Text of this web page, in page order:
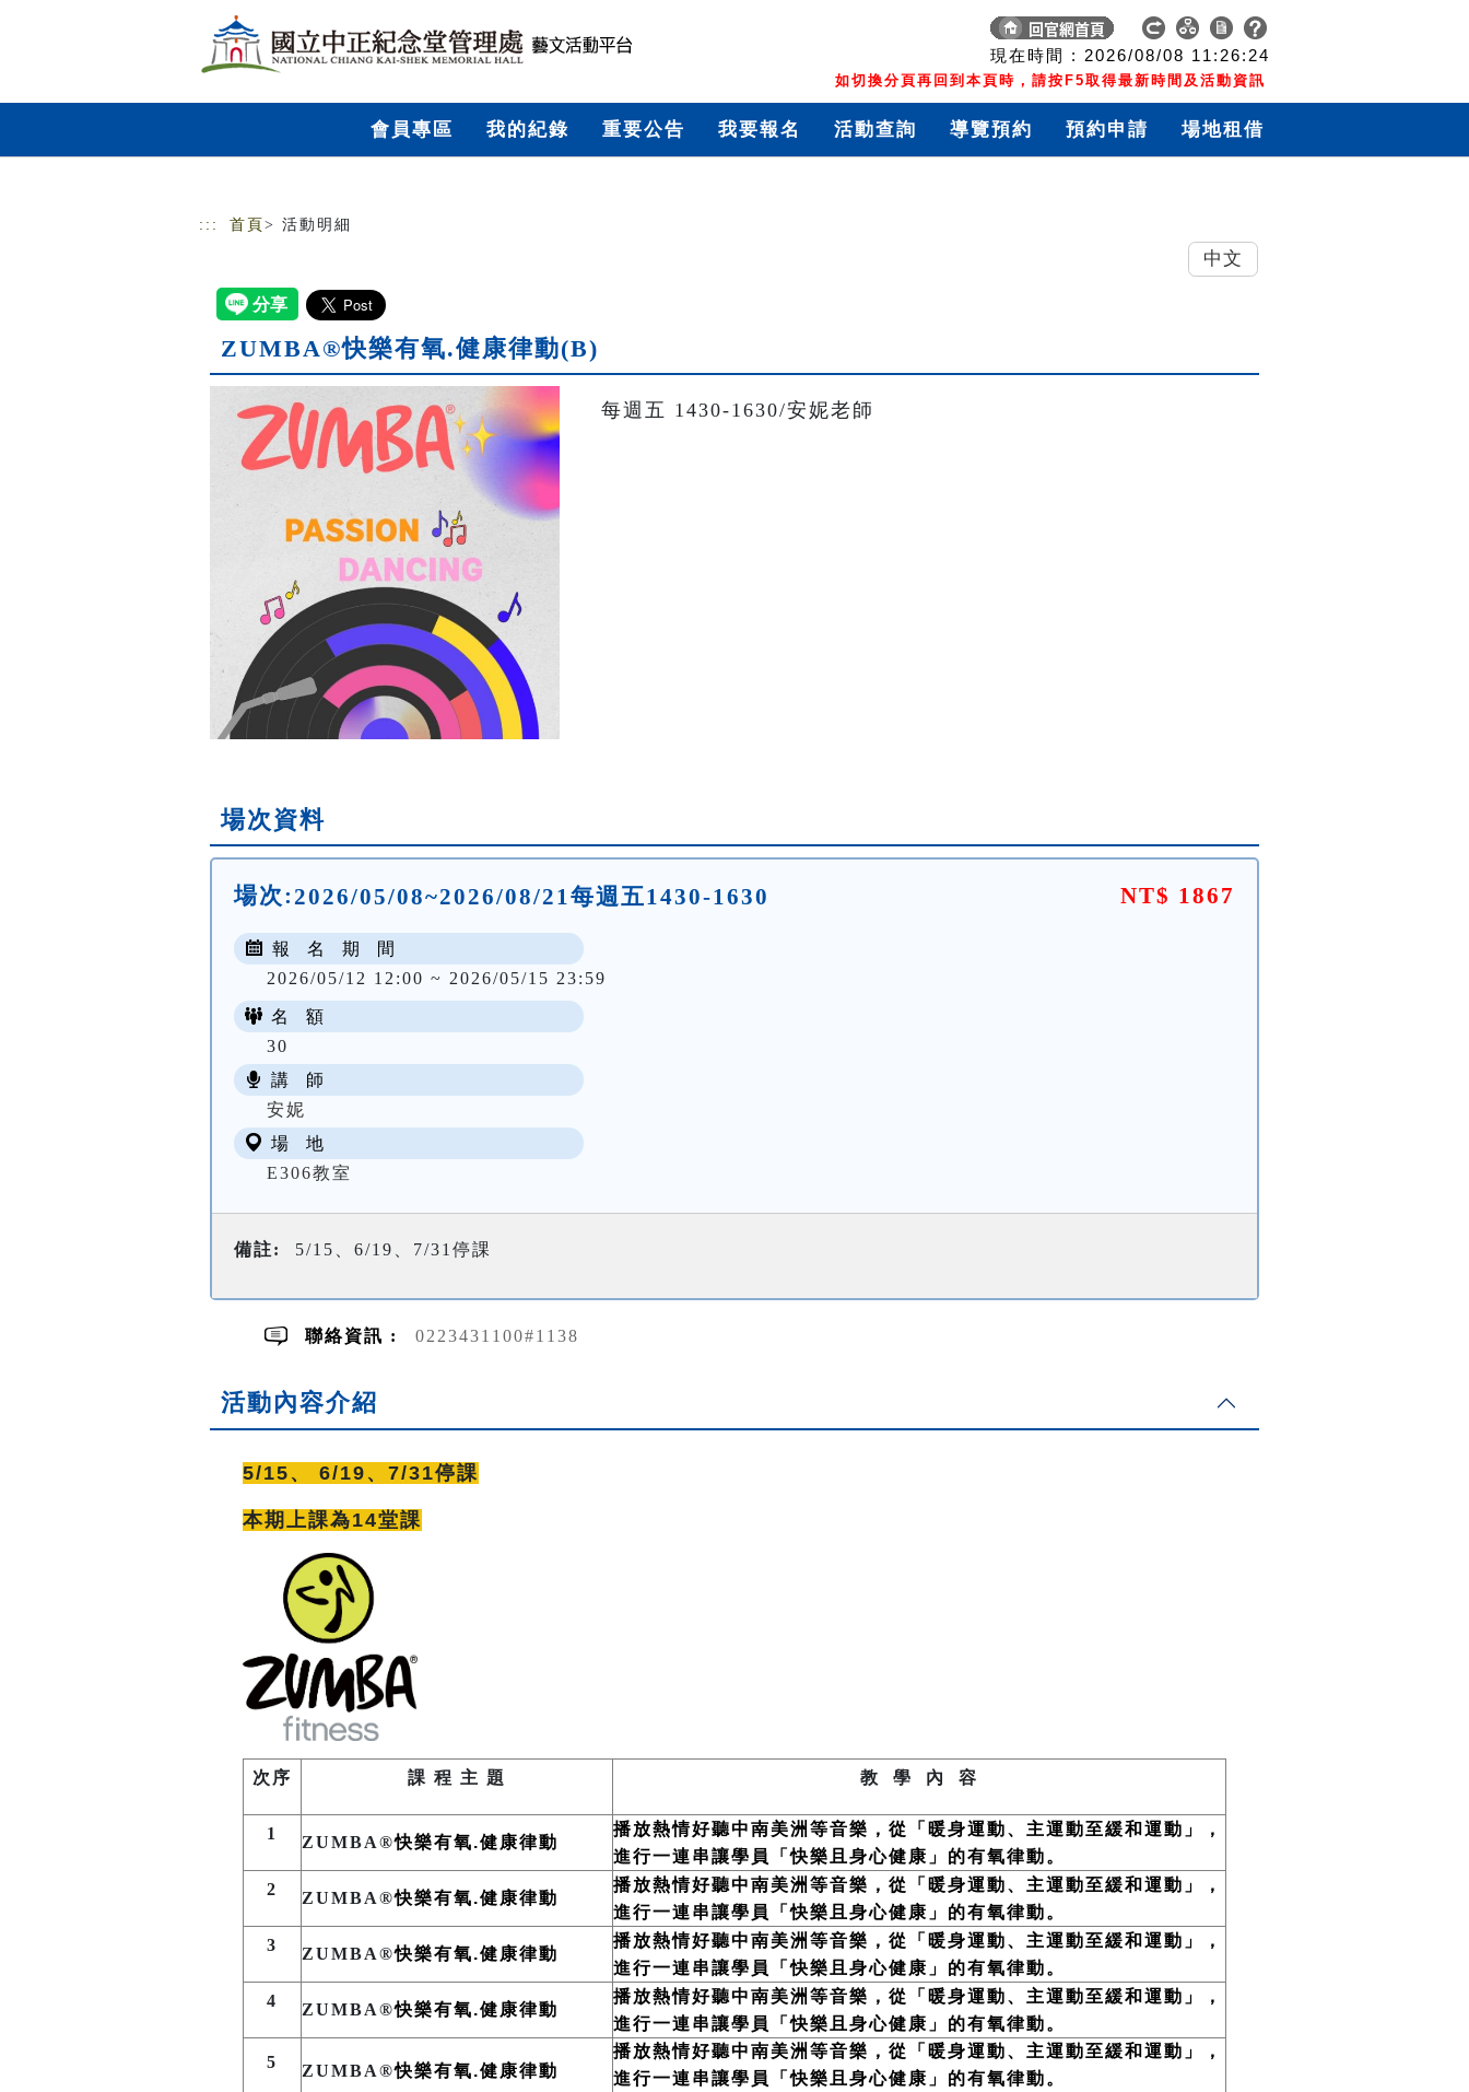
現在時間 : 2026/08/08 11:26:25
如切換分頁再回到本頁時，請按F5取得最新時間及活動資訊
會員專區 我的紀錄 重要公告 我要報名 活動查詢 導覽預約 預約申請 場地租借
::: 首頁 > 活動明細
ZUMBA®快樂有氧.健康律動(B)
每週五 1430-1630/安妮老師
場次資料
場次: 2026/05/08~2026/08/21每週五1430-1630 NT$ 1867
報 名 期 間
2026/05/12 12:00 ~ 2026/05/15 23:59
名 額
30
講 師
安妮
場 地
E306教室
備註: 5/15、6/19、7/31停課
聯絡資訊 : 0223431100#1138
活動內容介紹
5/15、 6/19、7/31停課
本期上課為14堂課
次序 課 程 主 題 教 學 內 容
1 ZUMBA®快樂有氧.健康律動
播放熱情好聽中南美洲 等音樂，從「暖身運動、主運動至緩和運動」，
進行一連串讓學員「快樂且身心健康」的有氧律動。
2
ZUMBA®快樂有氧.健康律動
播放熱情好聽中南美洲 等音樂，從「暖身運動、主運動至緩和運動」，
進行一連串讓學員「快樂且身心健康」的有氧律動。
3
ZUMBA®快樂有氧.健康律動
播放熱情好聽中南美洲 等音樂，從「暖身運動、主運動至緩和運動」，
進行一連串讓學員「快樂且身心健康」的有氧律動。
4
ZUMBA®快樂有氧.健康律動
播放熱情好聽中南美洲 等音樂，從「暖身運動、主運動至緩和運動」，
進行一連串讓學員「快樂且身心健康」的有氧律動。
5 ZUMBA®快樂有氧.健康律動
播放熱情好聽中南美洲 等音樂，從「暖身運動、主運動至緩和運動」，
進行一連串讓學員「快樂且身心健康」的有氧律動。